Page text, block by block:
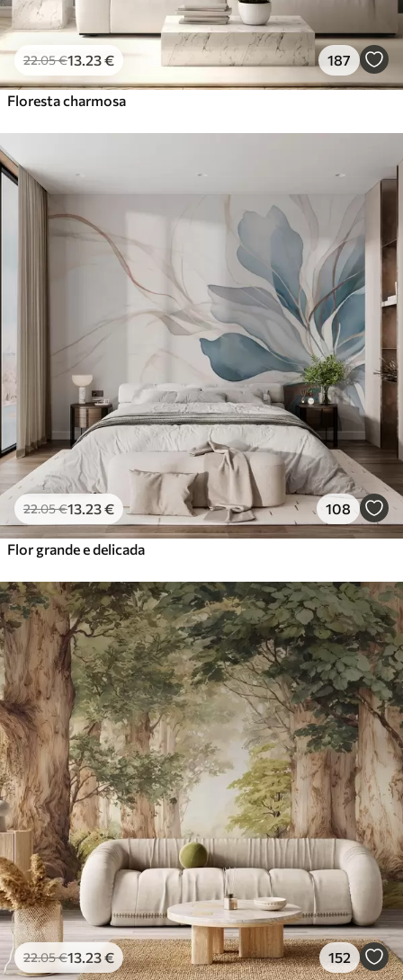
22.05€13 .23€ 187
Floresta charmosa
22.05€13 .23€ 108
Flor grande e delicada
22.05€13 .23€ 152